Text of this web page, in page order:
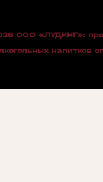
OOO «ЛУДИНГ»:
напитков